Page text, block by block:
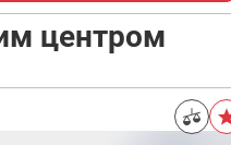
центром